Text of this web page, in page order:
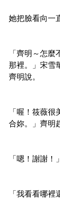
她把臉看向一
「齊明～怎
那裡。」宋雪
齊明說。
「喔！筱薇
合妳。」齊明
「嗯！謝謝！
「我看看哪